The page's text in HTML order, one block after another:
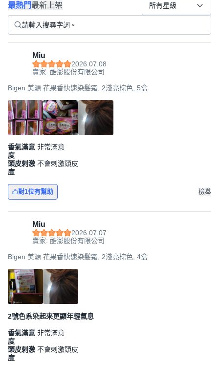
最熱門最新上架 所有星級
Miu
2026.07.08
賣家: 酷澎股份有限公司
Bigen 美源 花果香快速染髮霜, 2淺亮棕色, 5盒
香氣滿意
度
非常滿意
頭皮刺激
度
不會刺激頭皮
對1位有幫助 檢舉
Miu
2026.07.07
賣家: 酷澎股份有限公司
Bigen 美源 花果香快速染髮霜, 2淺亮棕色, 4盒
2號色系染起來更顯年輕氣息
香氣滿意
度
非常滿意
頭皮刺激
度
不會刺激頭皮